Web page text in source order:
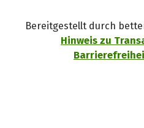
Bereitgestellt durch
Hinweis zu